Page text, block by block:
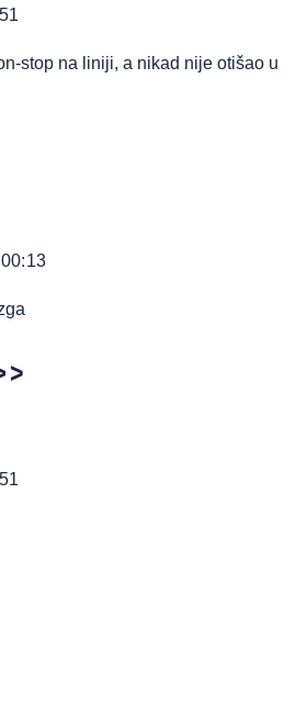
stop na liniji, a nikad nije otišao u